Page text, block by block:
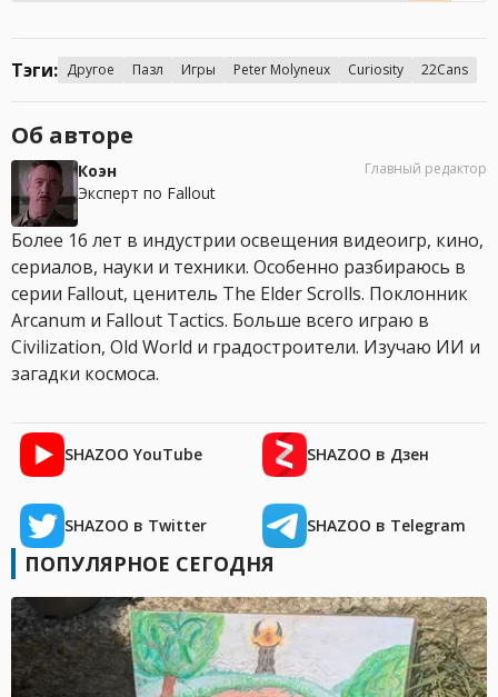
Тэги: Другое Пазл Игры Peter Molyneux Curiosity 22Cans
Об авторе
Коэн
Эксперт по Fallout
Главный редактор
Более 16 лет в индустрии освещения видеоигр, кино,
сериалов, науки и техники. Особенно разбираюсь в
серии Fallout, ценитель The Elder Scrolls. Поклонник
Arcanum и Fallout Tactics. Больше всего играю в
Civilization, Old World и градостроители. Изучаю ИИ и
загадки космоса.
SHAZOO YouTube SHAZOO в Дзен
SHAZOO в Twitter SHAZOO в Telegram
ПОПУЛЯРНОЕ СЕГОДНЯ